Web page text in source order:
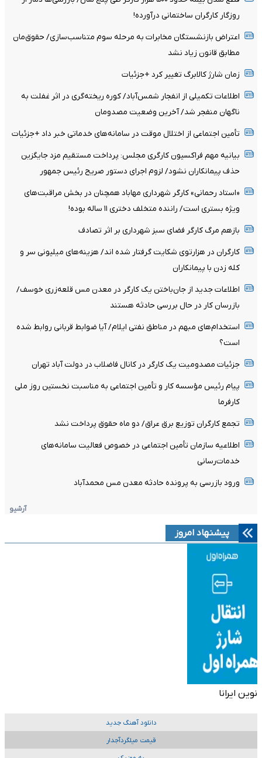
روزگار کارگران ساختمانی درآورده!
اعتراض بازنشستگان مخابرات به مرحله سوم متناسب‌سازی/ حقوق‌مان
مطابق قانون زیاد نشد
زمان شارژ کالابرگ تغییر کرد +جزئیات
اطلاعات تکمیلی از انفجار شمس‌آباد/ کوره ریخته‌گری در اثر غفلت به
ناگهان منفجر شد/ آخرین وضعیت مصدومان
تأمین اجتماعی از اختلال موقت در سامانه‌های خدماتی خبر داد +جزئیات
بیانیه مهم فراکسیون کارگری مجلس: پرداخت مستقیم مزد جایگزین
حذف پیمانکاران نشود/ لزوم اجرای دستور صریح رئیس جمهور
«استاد رحمانی» کارگر شهرداری مهاباد همچنان در بخش مراقبت‌های
ویژه بستری است/ راننده متخلف دختری ۱۱ ساله بوده!
بازهم مرگ کارگر فضای سبز شهرداری بر اثر تصادف
کارگران در هزارتوی شکایت گرفتار شده اند/ هزینه‌های میلیونی سر و
کله زدن با پیمانکاران
اطلاعات جدید از جان‌باختن یک کارگر در معدن مس قلعه‌زری خوسف/
بازرسان کار در حال بررسی حادثه هستند
استخدام‌های مبهم در مناطق نفتی ایلام/ آیا ضوابط قربانی روابط شده
است؟
جزئیات مصدومیت یک کارگر در کانال فاضلاب در دولت آباد تهران
پیام رئیس مؤسسه کار و تأمین اجتماعی به مناسبت نخستین روز ملی
کارفرما
تجمع کارگران توزیع برق عراق/ دو ماه حقوق پرداخت نشد
اطلاعیه سازمان تأمین اجتماعی در خصوص فعالیت سامانه‌های
خدمات‌رسانی
ورود بازرسی به پرونده حادثه معدن مس محمدآباد
آرشیو
پیشنهاد امروز
نوین ایرانا
دانلود آهنگ جدید
قیمت میلگردآجدار